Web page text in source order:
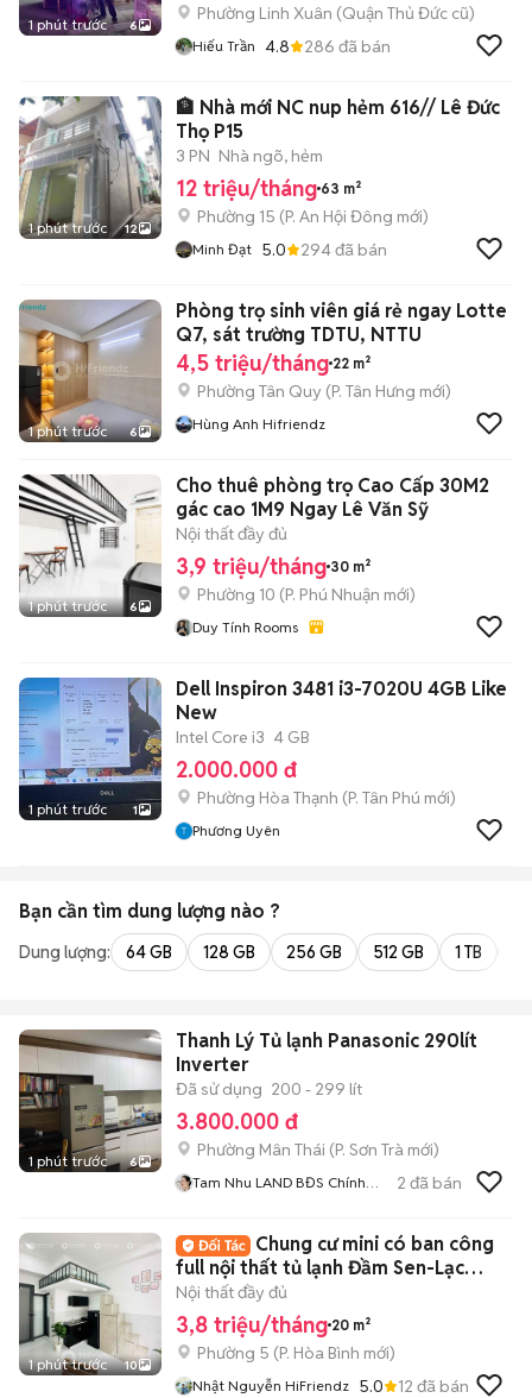
1 phút trước 6
Phường Linh Xuân (Quận Thủ Đức cũ)
Hiếu Trần 4.8 286 đã bán
1 phút trước 12
🏦 Nhà mới NC nup hẻm 616// Lê Đức
Thọ P15
3 PN Nhà ngõ, hẻm
12 triệu/tháng 63 m²
Phường 15 (P. An Hội Đông mới)
Minh Đạt 5.0 294đã bán
1 phút trước 6
Phòng trọ sinh viên giá rẻ ngay Lotte
Q7, sát trường TDTU, NTTU
4,5 triệu/tháng 22 m²
Phường Tân Quy (P. Tân Hưng mới)
Hùng Anh Hifriendz
1 phút trước 6
Cho thuê phòng trọ Cao Cấp 30M2
gác cao 1M9 Ngay Lê Văn Sỹ
Nội thất đầy đủ
3,9 triệu/tháng 30 m²
Phường 10 (P. Phú Nhuận mới)
Duy Tính Rooms
1 phút trước 1
Dell Inspiron 3481 i3-7020U 4GB Like
New
Intel Core i3 4 GB
2.000.000 đ
Phường Hòa Thạnh (P. Tân Phú mới)
Phương Uyên
Bạn cần tìm dung lượng nào ?
Dung lượng: 64 GB 128 GB 256 GB 512 GB 1 TB
1 phút trước 6
Thanh Lý Tủ lạnh Panasonic 290lít
Inverter
Đã sử dụng 200 - 299 lít
3.800.000 đ
Phường Mân Thái (P. Sơn Trà mới)
Tam Nhu LAND BĐS Chính
2 đã bán
1 phút trước 10
Chung cư mini có ban công
full nội thất tủ lạnh Đầm Sen-Lạc
Long Quân🌸
Nội thất đầy đủ
3,8 triệu/tháng 20 m²
Phường 5 (P. Hòa Bình mới)
Nhật Nguyễn HiFriendz 5.0 12 đã bán